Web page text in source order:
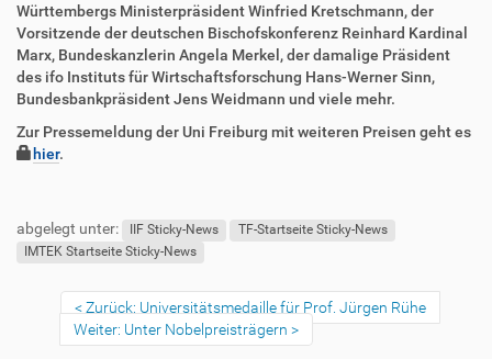
Württembergs Ministerpräsident Winfried Kretschmann, der
Vorsitzende der deutschen Bischofskonferenz Reinhard Kardinal
Marx, Bundeskanzlerin Angela Merkel, der damalige Präsident
des ifo Instituts für Wirtschaftsforschung Hans-Werner Sinn,
Bundesbankpräsident Jens Weidmann und viele mehr.
Zur Pressemeldung der Uni Freiburg mit weiteren Preisen geht es
hier.
ß
n
abgelegt unter: IIF Sticky-News
TF-Startseite Sticky-News
IMTEK Startseite Sticky-News
Zurück: Universitätsmedaille für Prof. Jürgen Rühe
Weiter: Unter Nobelpreisträgern